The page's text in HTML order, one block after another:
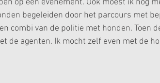
op een evenement. Ook moest ik nog
begeleiden door het parcours met
combi van de politie met honden. Toen
de agenten. Ik mocht zelf even met de